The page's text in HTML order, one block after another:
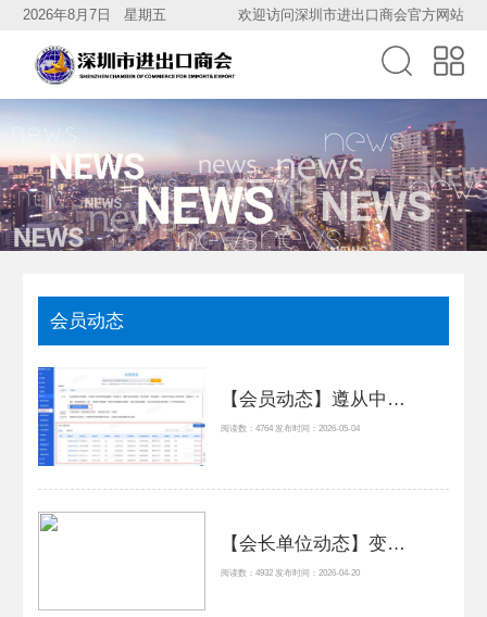
2026年8月7日 星期五 欢迎访问深圳市进出口商会官方网站
会员动态
【会员动态】遵从中国阻断禁令，国内首个专项数据库-海同TCSS正式上线
阅读数：4764 发布时间：2026-05-04
【会长单位动态】变革创新 勇攀高峰 | 跃见深中电46载管理革新
阅读数：4932 发布时间：2026-04-20